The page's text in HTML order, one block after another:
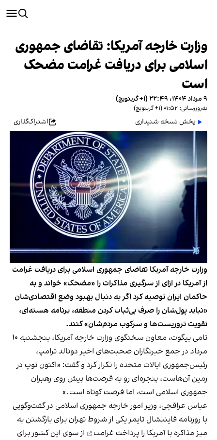
وزارت خارجه آمریکا: تقاضای جمهوری
اسلامی برای دریافت غرامت مضحک
است
۹ مرداد ۱۴۰۴، ۲۲:۴۹ (‎+۱ گرینویچ)
به‌روزرسانی: ۰۱:۵۲ (‎+۱ گرینویچ)
پخش نسخه شنیداری اشتراک‌گذاری
وزارت خارجه آمریکا تقاضای جمهوری اسلامی برای دریافت غرامت
از آمریکا در ازای از سرگیری مذاکرات را «مضحک» خواند و به
حاکمان ایران توصیه کرد اگر به دنبال بهبود وضع اقتصادی‌شان
«نباید پول‌شان را صرف بی‌ثبات کردن منطقه، برنامه هسته‌ای،
تقویت تروریست‌ها و سرکوب مردم‌شان» کنند.
تامی پیگوت، معاون سخنگوی وزارت خارجه آمریکا، پنجشنبه ۱۰
مرداد در جمع خبرنگاران صحبت‌های اخیر دونالد ترامپ،
رئیس‌جمهوری ایالات متحده را تکرار کرد و گفت: «اکنون توپ در
زمین آن‌هاست، پنجره‌ای رو به فرصت‌ها پیش روی رهبران
جمهوری اسلامی است، اما فرصت کوتاه است.»
عباس عراقچی، وزیر امور خارجه جمهوری اسلامی در گفت‌وگویی
با روزنامه فایننشال تایمز یکی از شروط تهران برای بازگشتن به
میز مذاکره با آمریکا را پرداخت غرامت
از سوی این کشور برای